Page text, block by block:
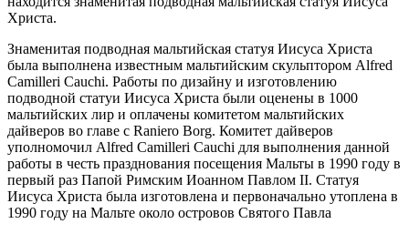
Христа.
Знаменитая подводная мальтийская статуя Иисуса Христа
была выполнена известным мальтийским скульптором Alfred
Camilleri Cauchi. Работы по дизайну и изготовлению
подводной статуи Иисуса Христа были оценены в 1000
мальтийских лир и оплачены комитетом мальтийских
дайверов во главе с Raniero Borg. Комитет дайверов
уполномочил Alfred Camilleri Cauchi для выполнения данной
работы в честь празднования посещения Мальты в 1990 году в
первый раз Папой Римским Иоанном Павлом II. Статуя
Иисуса Христа была изготовлена и первоначально утоплена в
1990 году на Мальте около островов Святого Павла